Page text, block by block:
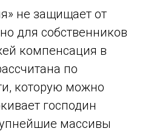
не защищает от
для собственников
компенсация в
по
которую можно
господин
массивы